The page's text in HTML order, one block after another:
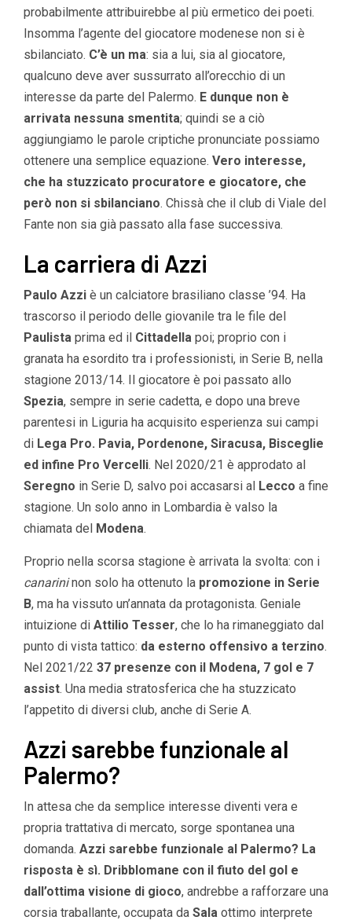
probabilmente attribuirebbe al più ermetico dei poeti.
Insomma l’agente del giocatore modenese non si è
sbilanciato. C’è un ma: sia a lui, sia al giocatore,
qualcuno deve aver sussurrato all’orecchio di un
interesse da parte del Palermo. E dunque non è
arrivata nessuna smentita; quindi se a ciò
aggiungiamo le parole criptiche pronunciate possiamo
ottenere una semplice equazione. Vero interesse,
che ha stuzzicato procuratore e giocatore, che
però non si sbilanciano. Chissà che il club di Viale del
Fante non sia già passato alla fase successiva.
La carriera di Azzi
Paulo Azzi è un calciatore brasiliano classe ’94. Ha
trascorso il periodo delle giovanile tra le file del
Paulista prima ed il Cittadella poi; proprio con i
granata ha esordito tra i professionisti, in Serie B, nella
stagione 2013/14. Il giocatore è poi passato allo
Spezia, sempre in serie cadetta, e dopo una breve
parentesi in Liguria ha acquisito esperienza sui campi
di Lega Pro. Pavia, Pordenone, Siracusa, Bisceglie
ed infine Pro Vercelli. Nel 2020/21 è approdato al
Seregno in Serie D, salvo poi accasarsi al Lecco a fine
stagione. Un solo anno in Lombardia è valso la
chiamata del Modena.
Proprio nella scorsa stagione è arrivata la svolta: con i
canarininon solo ha ottenuto la promozione in Serie
B, ma ha vissuto un’annata da protagonista. Geniale
intuizione di Attilio Tesser, che lo ha rimaneggiato dal
punto di vista tattico: da esterno offensivo a terzino.
Nel 2021/22 37 presenze con il Modena, 7 gol e 7
assist. Una media stratosferica che ha stuzzicato
l’appetito di diversi club, anche di Serie A.
Azzi sarebbe funzionale al
Palermo?
In attesa che da semplice interesse diventi vera e
propria trattativa di mercato, sorge spontanea una
domanda. Azzi sarebbe funzionale al Palermo? La
risposta è sì. Dribblomane con il fiuto del gol e
dall’ottima visione di gioco, andrebbe a rafforzare una
corsia traballante, occupata da Sala ottimo interprete